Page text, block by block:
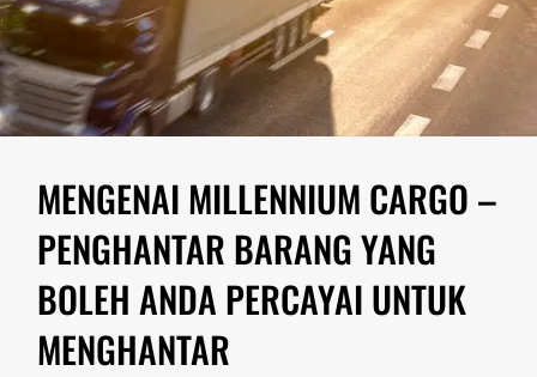
MENGENAI MILLENNIUM CARGO –
PENGHANTAR BARANG YANG
BOLEH ANDA PERCAYAI UNTUK
MENGHANTAR